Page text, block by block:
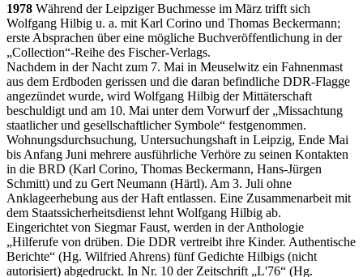
1978 Während der Leipziger Buchmesse im März trifft sich
Wolfgang Hilbig u. a. mit Karl Corino und Thomas Beckermann;
erste Absprachen über eine mögliche Buchveröffentlichung in der
„Collection“-Reihe des Fischer-Verlags.
Nachdem in der Nacht zum 7. Mai in Meuselwitz ein Fahnenmast
aus dem Erdboden gerissen und die daran befindliche DDR-Flagge
angezündet wurde, wird Wolfgang Hilbig der Mittäterschaft
beschuldigt und am 10. Mai unter dem Vorwurf der „Missachtung
staatlicher und gesellschaftlicher Symbole“ festgenommen.
Wohnungsdurchsuchung, Untersuchungshaft in Leipzig, Ende Mai
bis Anfang Juni mehrere ausführliche Verhöre zu seinen Kontakten
in die BRD (Karl Corino, Thomas Beckermann, Hans-Jürgen
Schmitt) und zu Gert Neumann (Härtl). Am 3. Juli ohne
Anklageerhebung aus der Haft entlassen. Eine Zusammenarbeit mit
dem Staatssicherheitsdienst lehnt Wolfgang Hilbig ab.
Eingerichtet von Siegmar Faust, werden in der Anthologie
„Hilferufe von drüben. Die DDR vertreibt ihre Kinder. Authentische
Berichte“ (Hg. Wilfried Ahrens) fünf Gedichte Hilbigs (nicht
autorisiert) abgedruckt. In Nr. 10 der Zeitschrift „L'76“ (Hg.